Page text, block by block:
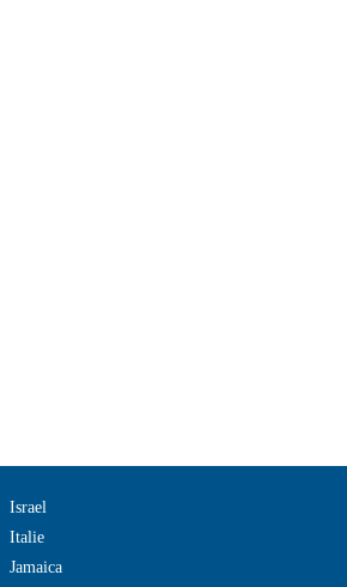
Israel
Italie
Jamaica